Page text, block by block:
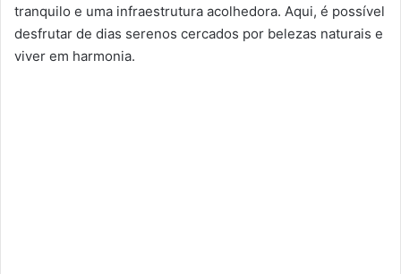
tranquilo e uma infraestrutura acolhedora. Aqui, é possível
desfrutar de dias serenos cercados por belezas naturais e
viver em harmonia.